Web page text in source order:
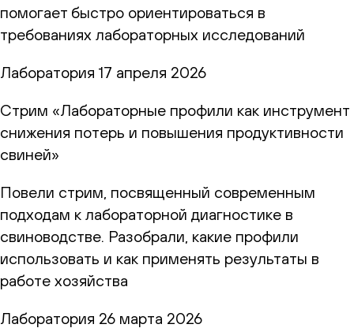
помогает быстро ориентироваться в
требованиях лабораторных исследований
Лаборатория 17 апреля 2026
Стрим «Лабораторные профили как инструмент
снижения потерь и повышения продуктивности
свиней»
Повели стрим, посвященный современным
подходам к лабораторной диагностике в
свиноводстве. Разобрали, какие профили
использовать и как применять результаты в
работе хозяйства
Лаборатория 26 марта 2026